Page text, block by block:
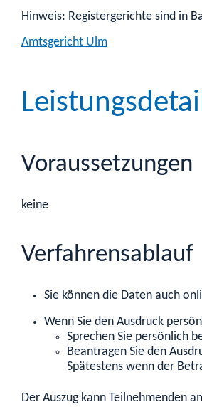
Hinweis: Registergerichte sind in
Amtsgericht Ulm
Voraussetzungen
keine
Verfahrensablauf
Sie können die Daten auch
Wenn Sie den Ausdruck
Sprechen Sie persönlich
Beantragen Sie den
Spätestens wenn der
Der Auszug kann Teilnehmenden